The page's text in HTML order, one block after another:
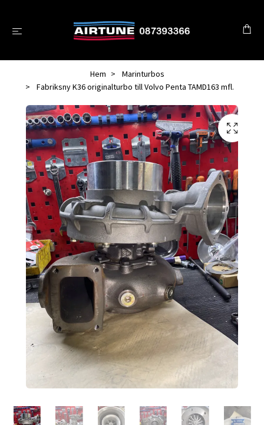
Hem
Marinturbos
Fabriksny K36 originalturbo till Volvo Penta TAMD163 mfl.